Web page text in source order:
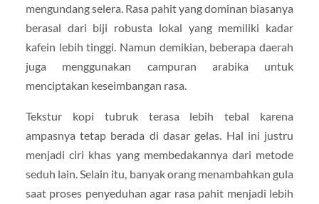
mengundang selera. Rasa pahit yang dominan biasanya
berasal dari biji robusta lokal yang memiliki kadar
kafein lebih tinggi. Namun demikian, beberapa daerah
juga menggunakan campuran arabika untuk
menciptakan keseimbangan rasa.
Tekstur kopi tubruk terasa lebih tebal karena
ampasnya tetap berada di dasar gelas. Hal ini justru
menjadi ciri khas yang membedakannya dari metode
seduh lain. Selain itu, banyak orang menambahkan gula
saat proses penyeduhan agar rasa pahit menjadi lebih